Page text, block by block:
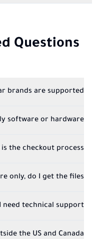
Questions
brands are supported?
software or hardware?
the checkout process?
only, do I get the files?
need technical support?
the US and Canada?